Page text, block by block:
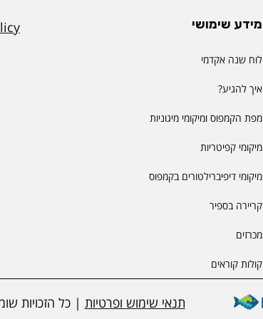
מידע שימושי
לוח שנה אקדמי
איך להגיע?
מפת הקמפוס ומיקומי מיגוניות
מיקומי קפיטריות
מיקומי דיפיברילטורים בקמפוס
קריירה בספיר
מכרזים
קולות קוראים
תנאי שימוש ופרטיות | כל הזכויות